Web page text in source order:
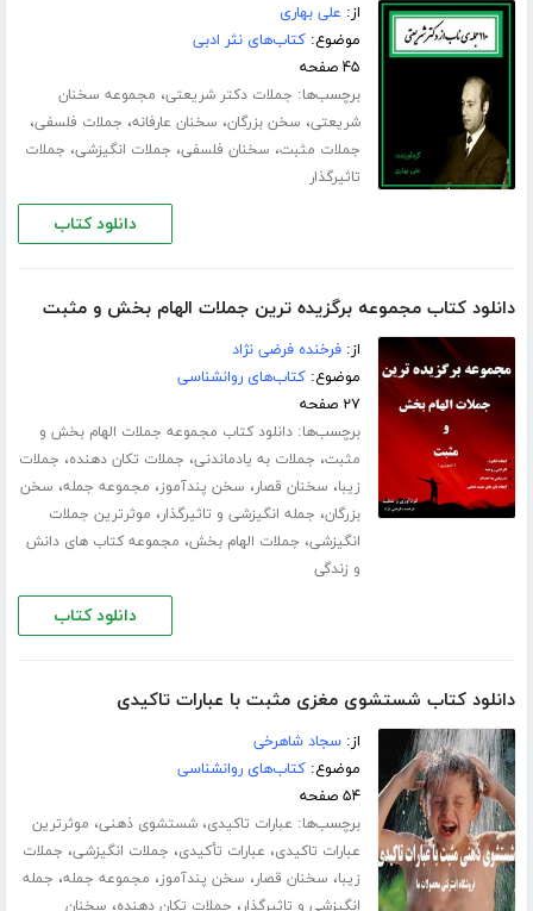
از: علی بهاری
موضوع:کتاب‌های نثر ادبی
۴۵ صفحه
برچسب‌ها: جملات دکتر شریعتی، مجموعه سخنان
شریعتی، سخن بزرگان، سخنان عارفانه، جملات فلسفی،
جملات مثبت، سخنان فلسفی، جملات انگیزشی، جملات
تاثیرگذار
دانلود کتاب
دانلود کتاب مجموعه برگزیده ترین جملات الهام بخش و مثبت
از:فرخنده فرضی نژاد
موضوع:کتاب‌های روانشناسی
۲۷ صفحه
برچسب‌ها:دانلود کتاب مجموعه جملات الهام بخش و
مثبت، جملات به یادماندنی، جملات تکان دهنده، جملات
زیبا، سخنان قصار، سخن پندآموز، مجموعه جمله، سخن
بزرگان، جمله انگیزشی و تاثیرگذار، موثرترین جملات
انگیزشی، جملات الهام بخش، مجموعه کتاب های دانش
و زندگی
دانلود کتاب
دانلود کتاب شستشوی مغزی مثبت با عبارات تاکیدی
از:سجاد شاهرخی
موضوع:کتاب‌های روانشناسی
۵۴ صفحه
برچسب‌ها: عبارات تاکیدی،شستشوی ذهنی، موثرترین
عبارات تاکیدی، عبارات تأکیدی، جملات انگیزشی، جملات
زیبا، سخنان قصار، سخن پندآموز، مجموعه جمله، جمله
انگیزشی و تاثیرگذار، جملات تکان دهنده، سخنان